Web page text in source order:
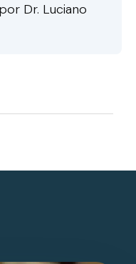
Dr. Luciano